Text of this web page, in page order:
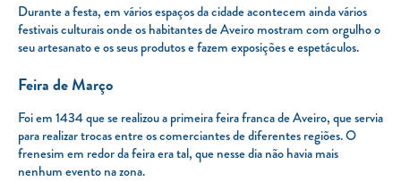
Durante a festa, em vários espaços da cidade acontecem ainda vários
festivais culturais onde os habitantes de Aveiro mostram com orgulho o
seu artesanato e os seus produtos e fazem exposições e espetáculos.
Feira de Março
Foi em 1434 que se realizou a primeira feira franca de Aveiro, que servia
para realizar trocas entre os comerciantes de diferentes regiões. O
frenesim em redor da feira era tal, que nesse dia não havia mais
nenhum evento na zona.